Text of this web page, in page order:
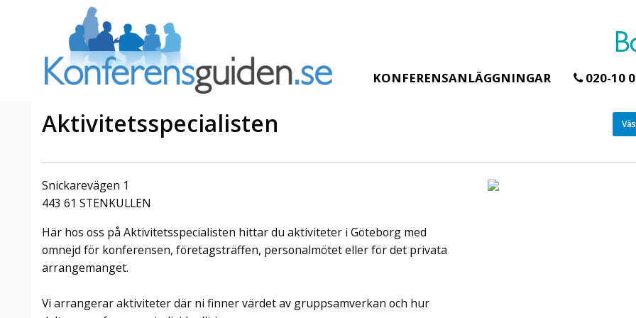
KONFERENSANLÄGGNINGAR 020-10
Aktivitetsspecialisten
Snickarevägen 1
443 61 STENKULLEN
Här hos oss på Aktivitetsspecialisten hittar du aktiviteter i Göteborg med
omnejd för konferensen, företagsträffen, personalmötet eller för det privata
arrangemanget.
Vi arrangerar aktiviteter där ni finner värdet av gruppsamverkan och hur
av att
Stockholm Hotel
Julerbjudande
2026 hos oss. Mellan den 23
november och 19 december
förvandlar vi våra lokaler till en
stämningsfull mötesplats där
Ta över ett helt hotell. På
stranden i Åhus. För grupper
erbjuder vi en full abonnering
hela hotellet ert ...